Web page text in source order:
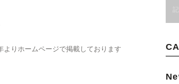
ホームページで掲載しております